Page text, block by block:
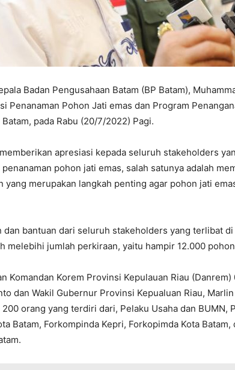
Badan Pengusahaan Batam (BP Batam),
Penanaman Pohon Jati emas dan Program
pada Rabu (20/7/2022) Pagi.
apresiasi kepada seluruh stakeholders
pohon jati emas, salah satunya adalah
yang merupakan langkah penting agar pohon jati
dan bantuan dari seluruh stakeholders yang terlibat
melebihi jumlah perkiraan, yaitu hampir 12.000
Komandan Korem Provinsi Kepulauan Riau
dan Wakil Gubernur Provinsi Kepualuan Riau,
orang yang terdiri dari, Pelaku Usaha dan BUMN,
Batam, Forkompinda Kepri, Forkopimda Kota